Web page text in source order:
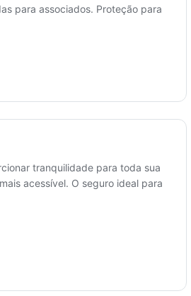
para associados. Proteção para
tranquilidade para toda sua
acessível. O seguro ideal para